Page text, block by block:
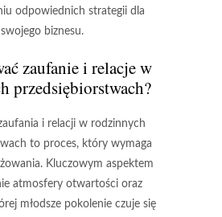
odpowiednich strategii dla
swojego biznesu.
zaufanie i relacje w
przedsiębiorstwach?
i relacji w rodzinnych
to proces, który wymaga
Kluczowym aspektem
atmosfery otwartości oraz
młodsze pokolenie czuje się